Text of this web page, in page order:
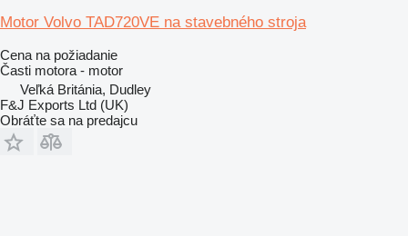
Motor Volvo TAD720VE na stavebného stroja
Cena na požiadanie
Časti motora - motor
Veľká Británia, Dudley
F&J Exports Ltd (UK)
Obráťte sa na predajcu